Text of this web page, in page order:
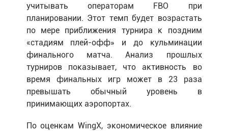
учитывать операторам FBO при
планировании. Этот темп будет возрастать
по мере приближения турнира к поздним
«стадиям плей-офф» и до кульминации
финального матча. Анализ прошлых
турниров показывает, что активность во
время финальных игр может в 23 раза
превышать обычный уровень в
принимающих аэропортах.
По оценкам WingX, экономическое влияние